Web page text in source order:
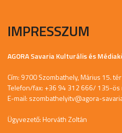
IMPRESSZUM
AGORA Savaria Kulturális és
Cím: 9700 Szombathely, Márius 15.
Telefon/fax: +36 94 312 666/ 135-ös
E-mail: szombathelyitv@agora-
Ügyvezető: Horváth Zoltán